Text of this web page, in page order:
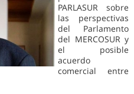
PARLASUR sobre
las perspectivas
del Parlamento
del MERCOSUR y
el posible
acuerdo
comercial entre